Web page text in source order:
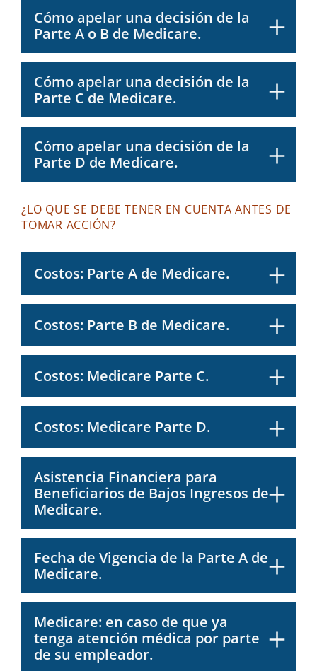
Cómo apelar una decisión de la
Parte A o B de Medicare.
Cómo apelar una decisión de la
Parte C de Medicare.
Cómo apelar una decisión de la
Parte D de Medicare.
¿LO QUE SE DEBE TENER EN CUENTA ANTES DE
TOMAR ACCIÓN?
Costos: Parte A de Medicare.
Costos: Parte B de Medicare.
Costos: Medicare Parte C.
Costos: Medicare Parte D.
Asistencia Financiera para
Beneficiarios de Bajos Ingresos de
Medicare.
Fecha de Vigencia de la Parte A de
Medicare.
Medicare: en caso de que ya
tenga atención médica por parte
de su empleador.